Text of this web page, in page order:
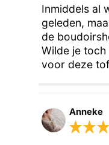
Inmiddels al
geleden,
de
Wilde je
voor deze
Anneke